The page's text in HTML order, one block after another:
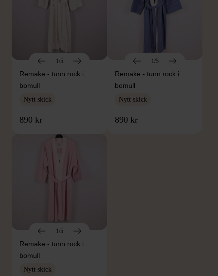
1/5
Remake - tunn rock i
bomull
Nytt skick
890 kr
1/5
Remake - tunn rock i
bomull
Nytt skick
890 kr
1/5
Remake - tunn rock i
bomull
Nytt skick